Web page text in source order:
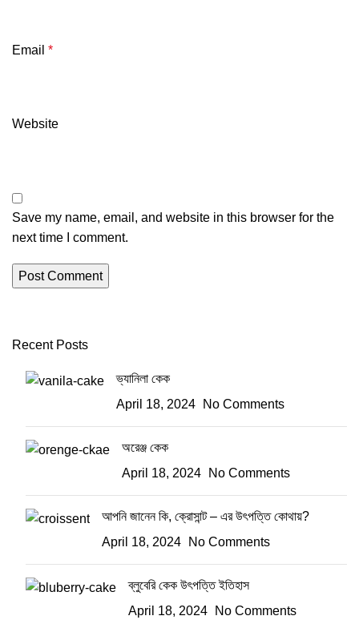
Email *
Website
Save my name, email, and website in this browser for the
next time I comment.
Recent Posts
ভ্যানিলা কেক
April 18, 2024
No Comments
অরেঞ্জ কেক
April 18, 2024
No Comments
আপনি জানেন কি, ক্রোসান্ট – এর উৎপত্তি কোথায়?
April 18, 2024
No Comments
ব্লুবেরি কেক উৎপত্তি ইতিহাস
April 18, 2024
No Comments